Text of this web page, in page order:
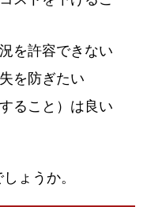
を許容できない
を防ぎたい
ること）は良い
ょうか。